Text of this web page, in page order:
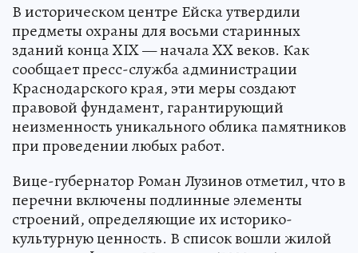
В историческом центре Ейска утвердили
предметы охраны для восьми старинных
зданий конца XIX — начала XX веков. Как
сообщает пресс-служба администрации
Краснодарского края, эти меры создают
правовой фундамент, гарантирующий
неизменность уникального облика памятников
при проведении любых работ.
Вице-губернатор Роман Лузинов отметил, что в
перечни включены подлинные элементы
строений, определяющие их историко-
культурную ценность. В список вошли жилой